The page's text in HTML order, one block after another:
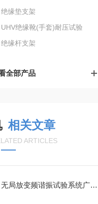
绝缘垫支架
UHV绝缘靴(手套)耐压试验
绝缘杆支架
全部产品
相关文章
ARTICLES
无局放变频谐振试验系统广泛应用于对绝缘可靠性要求高的关键领域